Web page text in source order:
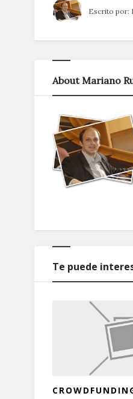
Escrito por:
About Mariano
Te puede